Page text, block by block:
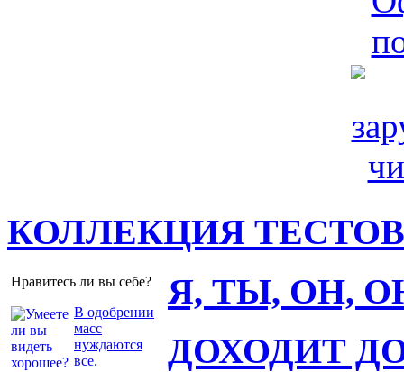
КОЛЛЕКЦИЯ ТЕСТОВ
Нравитесь ли вы себе?
В одобрении
масс
нуждаются
все.
Я, ТЫ, ОН,
ДОХОДИТ